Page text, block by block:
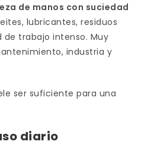
de manos con suciedad
lubricantes, residuos
trabajo intenso. Muy
industria y
ser suficiente para una
diario